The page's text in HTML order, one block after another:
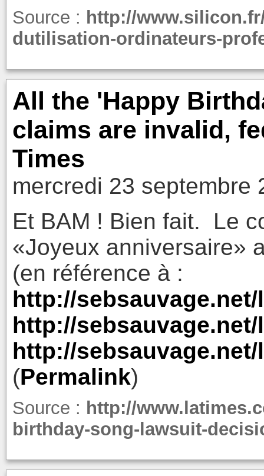
Source : http://
dutilisation-ordinateurs-
All the 'Happy
claims are invalid,
Times
mercredi 23 septembre
Et BAM ! Bien fait. Le
«Joyeux anniversaire»
(en référence à :
http://
http://
http://
(Permalink)
Source : http://
birthday-song-lawsuit-